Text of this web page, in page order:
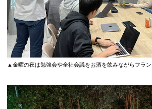
▲金曜の夜は勉強会や全社会議をお酒を飲みながらフラ